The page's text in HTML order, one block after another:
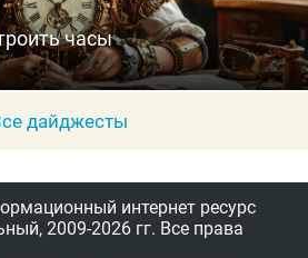
часы
дайджесты
интернет ресурс
2009-2026 гг. Все права